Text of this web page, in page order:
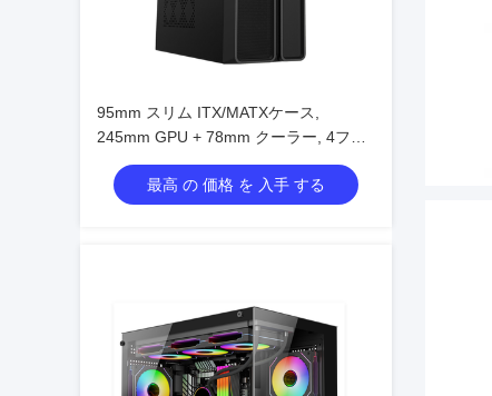
95mm スリム ITX/MATXケース,
245mm GPU + 78mm クーラー, 4ファ
ンのサポート
最高 の 価格 を 入手 する